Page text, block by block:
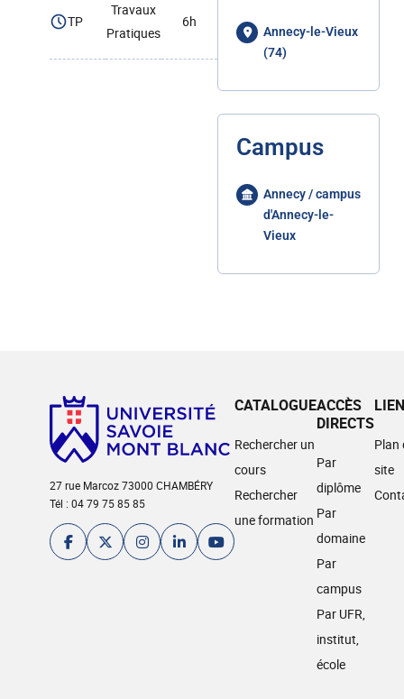
TP
Travaux
Pratiques
6h
Annecy-le-Vieux
(74)
Campus
Annecy / campus
d'Annecy-le-
Vieux
27 rue Marcoz 73000 CHAMBÉRY
Tél : 04 79 75 85 85
CATALOGUE
Rechercher un
cours
Rechercher
une formation
ACCÈS
DIRECTS
Par
diplôme
Par
domaine
Par
campus
Par UFR,
institut,
école
Plan
site